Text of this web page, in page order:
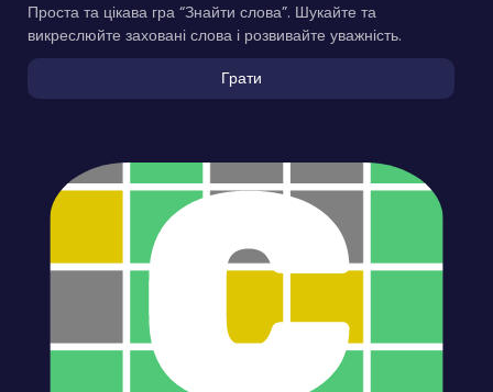
Проста та цікава гра “Знайти слова”. Шукайте та
викреслюйте заховані слова і розвивайте уважність.
Грати